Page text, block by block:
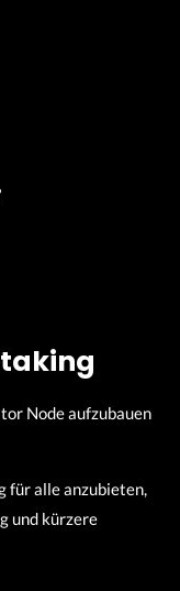
Node aufzubauen
für alle anzubieten,
und kürzere